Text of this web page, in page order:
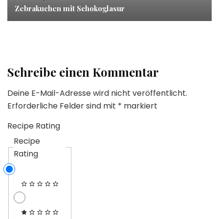
Zebrakuchen mit Schokoglasur
Schreibe einen Kommentar
Deine E-Mail-Adresse wird nicht veröffentlicht.
Erforderliche Felder sind mit * markiert
Recipe Rating
Recipe
Rating